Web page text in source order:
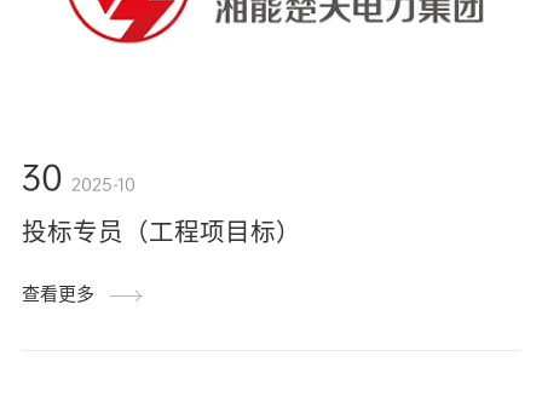
30 2025-10
投标专员（工程项目标）
查看更多